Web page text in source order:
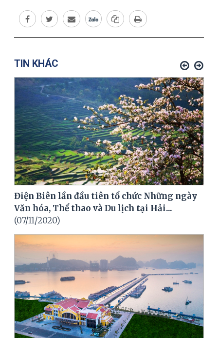
TIN KHÁC
Điện Biên lần đầu tiên tổ chức Những ngày
Văn hóa, Thể thao và Du lịch tại Hải...
(07/11/2020)